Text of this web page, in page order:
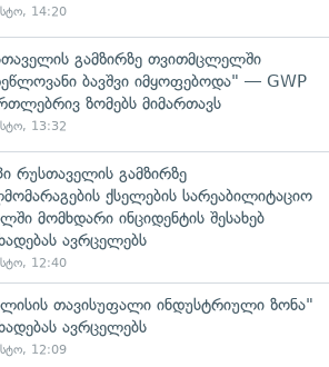
14:20
გამზირზე თვითმცლელში
ბავშვი იმყოფებოდა" — GWP
ზომებს მიმართავს
13:32
რუსთაველის გამზირზე
ქსელების სარეაბილიტაციო
მომხდარი ინციდენტის შესახებ
ავრცელებს
12:40
თავისუფალი ინდუსტრიული ზონა"
ავრცელებს
12:09